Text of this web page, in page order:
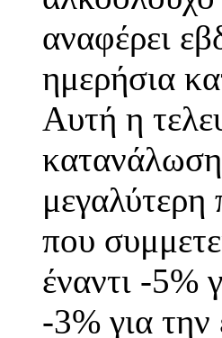
αναφέρει
ημερήσια
Αυτή η
που
έναντι -5%
-3% για